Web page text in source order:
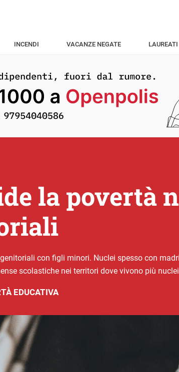
INCENDI VACANZE NEGATE LAUREATI
la povertà
con figli minori. Nuclei spesso con
scolastiche nei territori dove vivono più
EDUCATIVA